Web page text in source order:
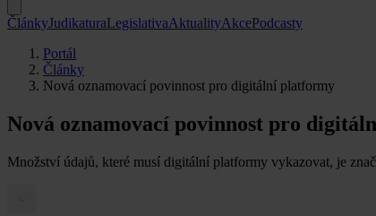
ČlánkyJudikaturaLegislativaAktualityAkcePodcasty
Portál
Články
Nová oznamovací povinnost pro digitální platformy
Nová oznamovací povinnost pro
Množství údajů, které musí digitální platformy vykazovat, je